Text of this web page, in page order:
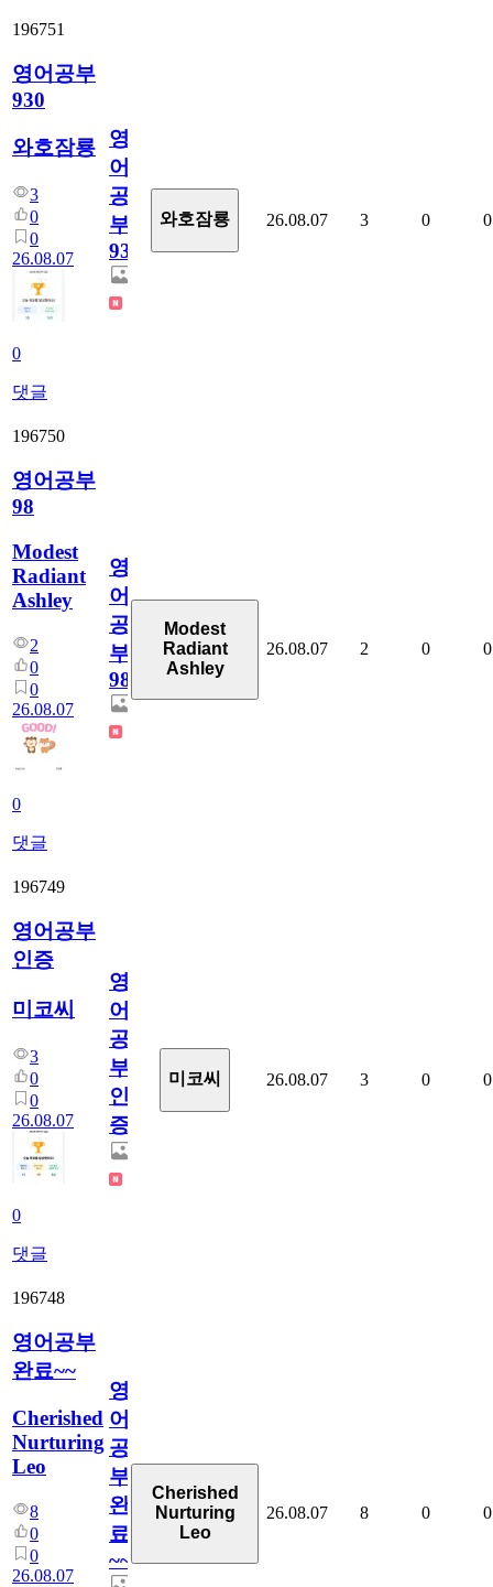
196751
영어공부
930
와호잠룡
3
0
0
26.08.07
0
댓글
영
어
공
부
930
와호잠룡 26.08.07 3 0 0
196750
영어공부
98
Modest
Radiant
Ashley
2
0
0
26.08.07
0
댓글
영
어
공
부
98
Modest
Radiant
Ashley
26.08.07 2 0 0
196749
영어공부
인증
미코씨
3
0
0
26.08.07
0
댓글
영
어
공
부
인
증
미코씨 26.08.07 3 0 0
196748
영어공부
완료~~
Cherished
Nurturing
Leo
8
0
0
26.08.07
영
어
공
부
완
료
~~
Cherished
Nurturing
Leo
26.08.07 8 0 0